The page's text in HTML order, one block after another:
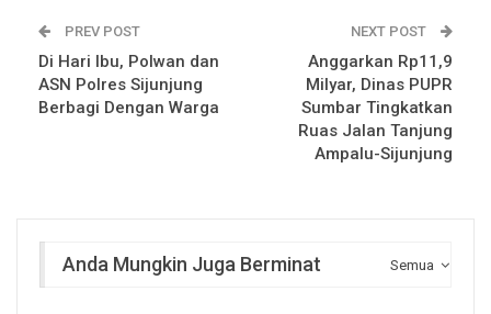
PREV POST
Di Hari Ibu, Polwan dan
ASN Polres Sijunjung
Berbagi Dengan Warga
NEXT POST
Anggarkan Rp11,9
Milyar, Dinas PUPR
Sumbar Tingkatkan
Ruas Jalan Tanjung
Ampalu-Sijunjung
Semua
Anda Mungkin Juga Berminat